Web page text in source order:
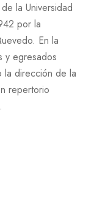
la Universidad
por la
En la
y egresados
la dirección de la
repertorio